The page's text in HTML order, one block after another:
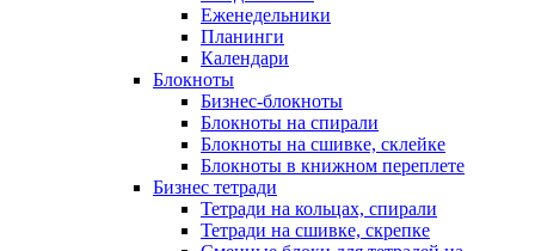
Еженедельники
Планинги
Календари
Блокноты
Бизнес-блокноты
Блокноты на спирали
Блокноты на сшивке, склейке
Блокноты в книжном переплете
Бизнес тетради
Тетради на кольцах, спирали
Тетради на сшивке, скрепке